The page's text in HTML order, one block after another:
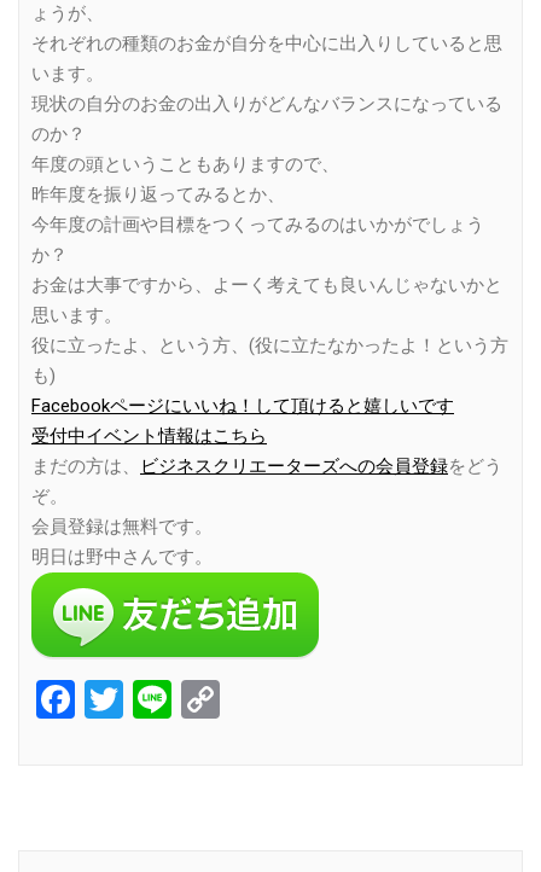
ょうが、
それぞれの種類のお金が自分を中心に出入りしていると思
います。
現状の自分のお金の出入りがどんなバランスになっている
のか？
年度の頭ということもありますので、
昨年度を振り返ってみるとか、
今年度の計画や目標をつくってみるのはいかがでしょう
か？
お金は大事ですから、よーく考えても良いんじゃないかと
思います。
役に立ったよ、という方、(役に立たなかったよ！という方
も)
Facebookページにいいね！して頂けると嬉しいです
受付中イベント情報はこちら
まだの方は、
ビジネスクリエーターズへの会員登録をどう
ぞ。
会員登録は無料です。
明日は野中さんです。
Facebook
Twitter
Line